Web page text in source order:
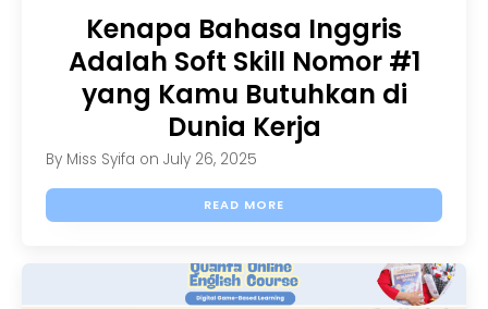
Kenapa Bahasa Inggris
Adalah Soft Skill Nomor #1
yang Kamu Butuhkan di
Dunia Kerja
By Miss Syifa onJuly 26, 2025
READ MORE